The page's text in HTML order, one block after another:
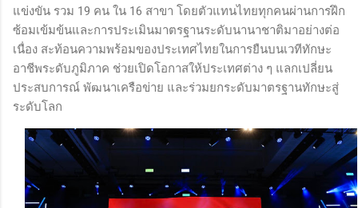
แข่งขัน รวม 19 คน ใน 16 สาขา โดยตัวแทนไทยทุกคนผ่านการฝึก
ซ้อมเข้มข้นและการประเมินมาตรฐานระดับนานาชาติมาอย่างต่อ
เนื่อง สะท้อนความพร้อมของประเทศไทยในการยืนบนเวทีทักษะ
อาชีพระดับภูมิภาค ช่วยเปิดโอกาสให้ประเทศต่าง ๆ แลกเปลี่ยน
ประสบการณ์ พัฒนาเครือข่าย และร่วมยกระดับมาตรฐานทักษะสู่
ระดับโลก